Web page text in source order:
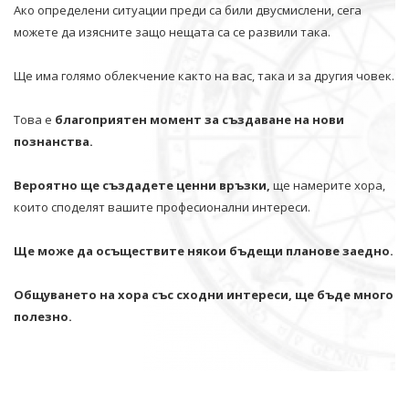
Ако определени ситуации преди са били двусмислени, сега
можете да изясните защо нещата са се развили така.
Ще има голямо облекчение както на вас, така и за другия човек.
Това е благоприятен момент за създаване на нови
познанства.
Вероятно ще създадете ценни връзки, ще намерите хора,
които споделят вашите професионални интереси.
Ще може да осъществите някои бъдещи планове заедно.
Общуването на хора със сходни интереси, ще бъде много
полезно.